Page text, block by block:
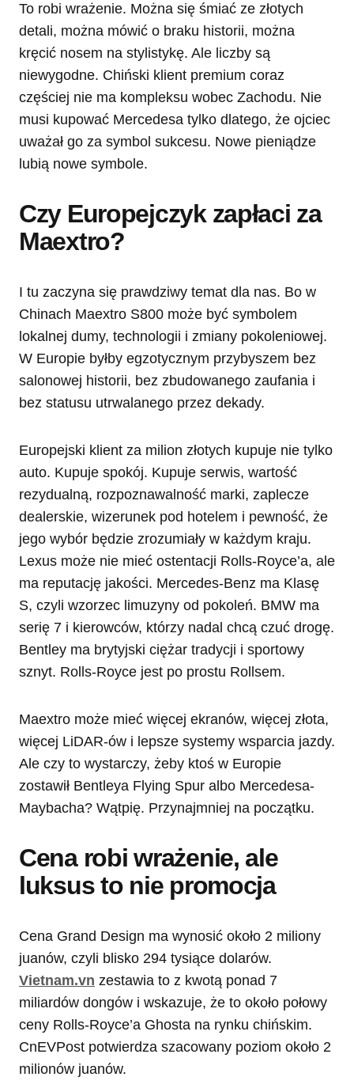
To robi wrażenie. Można się śmiać ze złotych
detali, można mówić o braku historii, można
kręcić nosem na stylistykę. Ale liczby są
niewygodne. Chiński klient premium coraz
częściej nie ma kompleksu wobec Zachodu. Nie
musi kupować Mercedesa tylko dlatego, że ojciec
uważał go za symbol sukcesu. Nowe pieniądze
lubią nowe symbole.
Czy Europejczyk zapłaci za
Maextro?
I tu zaczyna się prawdziwy temat dla nas. Bo w
Chinach Maextro S800 może być symbolem
lokalnej dumy, technologii i zmiany pokoleniowej.
W Europie byłby egzotycznym przybyszem bez
salonowej historii, bez zbudowanego zaufania i
bez statusu utrwalanego przez dekady.
Europejski klient za milion złotych kupuje nie tylko
auto. Kupuje spokój. Kupuje serwis, wartość
rezydualną, rozpoznawalność marki, zaplecze
dealerskie, wizerunek pod hotelem i pewność, że
jego wybór będzie zrozumiały w każdym kraju.
Lexus może nie mieć ostentacji Rolls-Royce’a, ale
ma reputację jakości. Mercedes-Benz ma Klasę
S, czyli wzorzec limuzyny od pokoleń. BMW ma
serię 7 i kierowców, którzy nadal chcą czuć drogę.
Bentley ma brytyjski ciężar tradycji i sportowy
sznyt. Rolls-Royce jest po prostu Rollsem.
Maextro może mieć więcej ekranów, więcej złota,
więcej LiDAR-ów i lepsze systemy wsparcia jazdy.
Ale czy to wystarczy, żeby ktoś w Europie
zostawił Bentleya Flying Spur albo Mercedesa-
Maybacha? Wątpię. Przynajmniej na początku.
Cena robi wrażenie, ale
luksus to nie promocja
Cena Grand Design ma wynosić około 2 miliony
juanów, czyli blisko 294 tysiące dolarów.
Vietnam.vn zestawia to z kwotą ponad 7
miliardów dongów i wskazuje, że to około połowy
ceny Rolls-Royce’a Ghosta na rynku chińskim.
CnEVPost potwierdza szacowany poziom około 2
milionów juanów.